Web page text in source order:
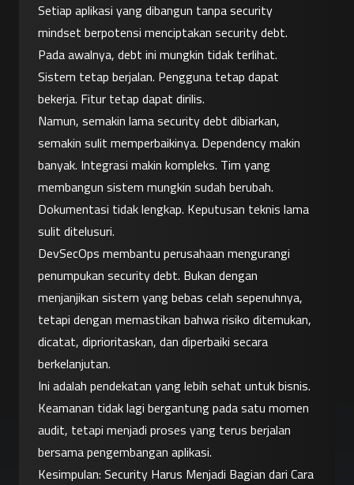
Setiap aplikasi yang dibangun tanpa security
mindset berpotensi menciptakan security debt.
Pada awalnya, debt ini mungkin tidak terlihat.
Sistem tetap berjalan. Pengguna tetap dapat
bekerja. Fitur tetap dapat dirilis.
Namun, semakin lama security debt dibiarkan,
semakin sulit memperbaikinya. Dependency makin
banyak. Integrasi makin kompleks. Tim yang
membangun sistem mungkin sudah berubah.
Dokumentasi tidak lengkap. Keputusan teknis lama
sulit ditelusuri.
DevSecOps membantu perusahaan mengurangi
penumpukan security debt. Bukan dengan
menjanjikan sistem yang bebas celah sepenuhnya,
tetapi dengan memastikan bahwa risiko ditemukan,
dicatat, diprioritaskan, dan diperbaiki secara
berkelanjutan.
Ini adalah pendekatan yang lebih sehat untuk bisnis.
Keamanan tidak lagi bergantung pada satu momen
audit, tetapi menjadi proses yang terus berjalan
bersama pengembangan aplikasi.
Kesimpulan: Security Harus Menjadi Bagian dari Cara